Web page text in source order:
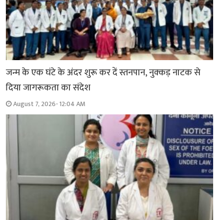
जन्म के एक घंटे के अंदर शुरू कर दें स्तनपान, नुक्कड़ नाटक से
दिया जागरूकता का संदेश
August 7, 2026- 12:04 AM